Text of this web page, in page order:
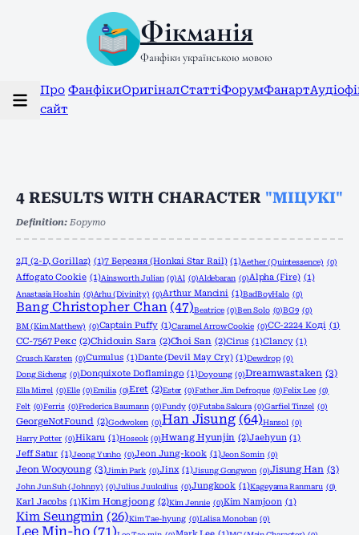
Фікманія
Фанфіки українською мовою
Про
сайт
ФанфікиОригіналСтаттіФорумФанарт
4 RESULTS WITH CHARACTER "МІЦУКІ"
Definition: Боруто
2Д (2-D, Gorillaz) (1)7 Березня (Honkai Star Rail) (1)Aether (Quintessence) (0)
Affogato Cookie (1)Ainsworth Julian (0)Al (0)Aldebaran (0)Alpha (Fire) (1)
Anastasia Hoshin (0)Arhu (Divinity) (0)Arthur Mancini (1)BadBoyHalo (0)
Bang Christopher Chan (47)Beatrice (0)Ben Solo (0)BG9 (0)
BM (Kim Matthew) (0)Captain Puffy (1)Caramel Arrow Cookie (0)CC-2224 Коді (1)
CC-7567 Рекс (2)Chidouin Sara (2)Choi San (2)Cirus (1)Clancy (1)
Crusch Karsten (0)Cumulus (1)Dante (Devil May Cry) (1)Dewdrop (0)
Dong Sicheng (0)Donquixote Doflamingo (1)Doyoung (0)Dreamwastaken (3)
Ella Mirrel (0)Elle (0)Emilia (0)Eret (2)Ester (0)Father Jim Defroque (0)Felix Lee (0)
Felt (0)Ferris (0)Frederica Baumann (0)Fundy (0)Futaba Sakura (0)Garfiel Tinzel (0)
GeorgeNotFound (2)Godwoken (0)Han Jisung (64)Hansol (0)
Harry Potter (0)Hikaru (1)Hoseok (0)Hwang Hyunjin (2)Jaehyun (1)
Jeff Satur (1)Jeong Yunho (0)Jeon Jung-kook (1)Jeon Somin (0)
Jeon Wooyoung (3)Jimin Park (0)Jinx (1)Jisung Gongwon (0)Jisung Han (3)
John Jun Suh (Johnny) (0)Julius Juukulius (0)Jungkook (1)Kageyama Ranmaru (0)
Karl Jacobs (1)Kim Hongjoong (2)Kim Jennie (0)Kim Namjoon (1)
Kim Seungmin (26)Kim Tae-hyung (0)Lalisa Monoban (0)
Lee Min-ho (71)